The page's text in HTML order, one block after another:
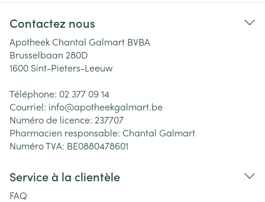
Contactez nous
Apotheek Chantal Galmart BVBA
Brusselbaan 280D
1600 Sint-Pieters-Leeuw
Téléphone: 02 377 09 14
Courriel: info@apotheekgalmart.be
Numéro de licence: 237707
Pharmacien responsable: Chantal Galmart
Numéro TVA: BE0880478601
Service à la clientèle
FAQ